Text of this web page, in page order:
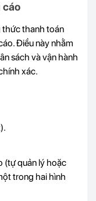
cáo
thức thanh toán
Điều này nhằm
sách và vận hành
xác.
(tự quản lý hoặc
trong hai hình